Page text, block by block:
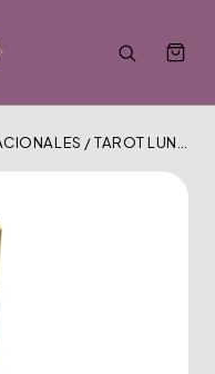
/TAROT LUNA DORADA MT-202